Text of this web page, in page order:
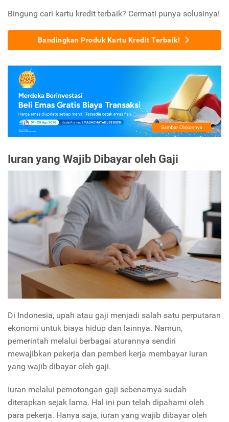
Bingung cari kartu kredit terbaik? Cermati punya solusinya!
Bandingkan Produk Kartu Kredit Terbaik!
Iuran yang Wajib Dibayar oleh Gaji
Di Indonesia, upah atau gaji menjadi salah satu perputaran
ekonomi untuk biaya hidup dan lainnya. Namun,
pemerintah melalui berbagai aturannya sendiri
mewajibkan pekerja dan pemberi kerja membayar iuran
yang wajib dibayar oleh gaji.
Iuran melalui pemotongan gaji sebenarnya sudah
diterapkan sejak lama. Hal ini pun telah dipahami oleh
para pekerja. Hanya saja, iuran yang wajib dibayar oleh